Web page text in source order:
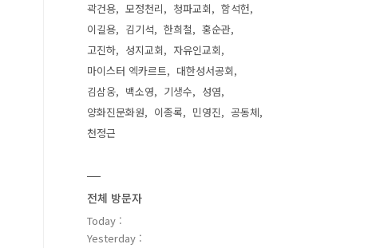
곽건용
모정천리 청파교회
함석헌
이길용
김기석 한희철
홍순관
고진하
성지교회
자유인교회
마이스터 엑카르트
대한성서공회
김삼웅
백소영 기생수
성염
양화진문화원
이종록 민영진
공동체
천정근
전체 방문자
Today :
Yesterday :